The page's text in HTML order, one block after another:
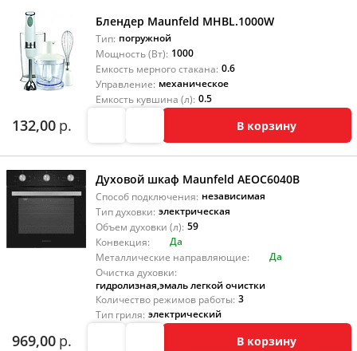
Блендер Maunfeld MHBL.1000W
Тип: погружной
Мощность (Вт): 1000
Емкость мерного стакана: 0.6
Управление: механическое
Емкость кувшина (л): 0.5
132,00 р. В корзину
Духовой шкаф Maunfeld AEOC6040B
Способ подключения: независимая
Тип духовки: электрическая
Объем духовки (л): 59
Конвекция:
Да
Металлические направляющие:
Да
Очистка духовки:
гидролизная,эмаль легкой очистки
Количество режимов работы: 3
Тип гриля: электрический
969,00 р. В корзину